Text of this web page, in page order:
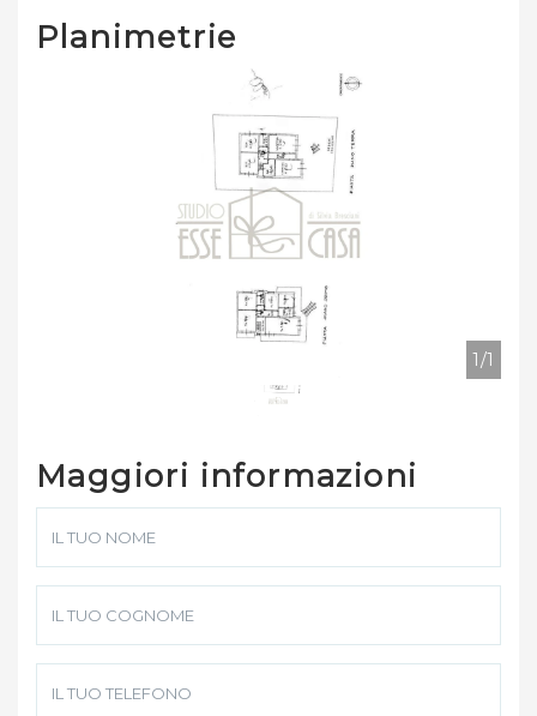
Planimetrie
1/1
Maggiori informazioni